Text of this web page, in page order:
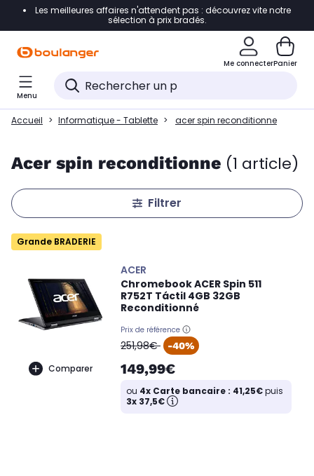
Accéder directement à la navigation
Accéder directement au pied de page
Accéder directement au chatbot
Les meilleures affaires n'attendent pas : découvrez vite notre
sélection à prix bradés.
Me connecterPanier
Menu
Accueil Informatique - Tablette acer spin reconditionne
Acer spin reconditionne (1 article)
Filtrer
Grande BRADERIE
Comparer
ACER
Chromebook ACER Spin 511
R752T Táctil 4GB 32GB
Reconditionné
Prix de référence
oldPrice
251,98€ -40%
149,99€
ou 4x Carte bancaire : 41,25€puis
3x 37,5€